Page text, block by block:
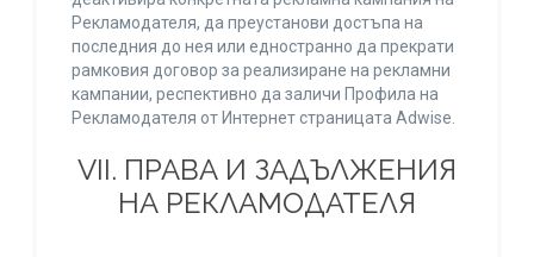
Рекламодателя, да преустанови достъпа на
последния до нея или едностранно да прекрати
рамковия договор за реализиране на рекламни
кампании, респективно да заличи Профила на
Рекламодателя от Интернет страницата Adwise.
VII. ПРАВА И ЗАДЪЛЖЕНИЯ
НА РЕКЛАМОДАТЕЛЯ